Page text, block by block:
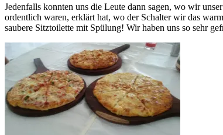
Jedenfalls konnten uns die Leute dann sagen, wo wir
ordentlich waren, erklärt hat, wo der Schalter wir das
saubere Sitztoilette mit Spülung! Wir haben uns so sehr